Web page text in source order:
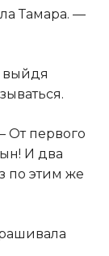
Тамара. —
выйдя
От первого
И два
по этим же